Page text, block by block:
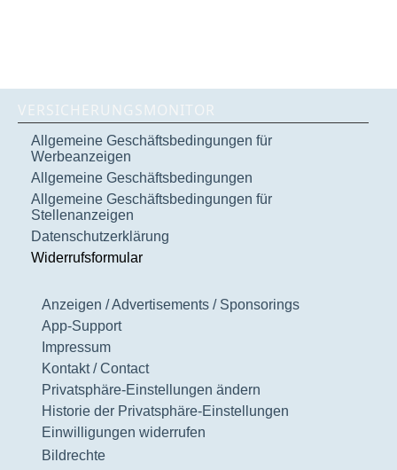
VERSICHERUNGSMONITOR
Allgemeine Geschäftsbedingungen für
Werbeanzeigen
Allgemeine Geschäftsbedingungen
Allgemeine Geschäftsbedingungen für
Stellenanzeigen
Datenschutzerklärung
Widerrufsformular
Anzeigen / Advertisements / Sponsorings
App-Support
Impressum
Kontakt / Contact
Privatsphäre-Einstellungen ändern
Historie der Privatsphäre-Einstellungen
Einwilligungen widerrufen
Bildrechte